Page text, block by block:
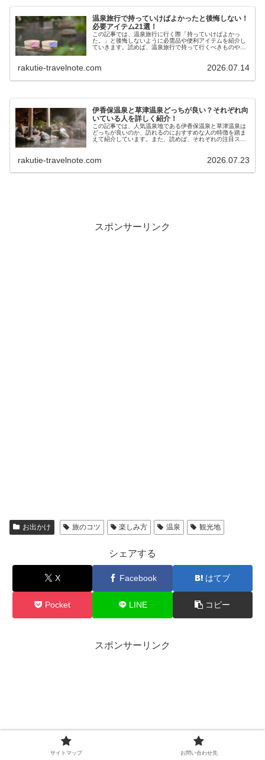
温泉旅行で持っていけばよかったと後悔しない！
必要アイテム21選！
この記事では、温泉旅行に行く際「持っていけばよかっ
た。」と後悔しないように必需品や便利アイテムを紹介し
ていきます。読めば、温泉旅行で持って行くべきものや旅
う。
rakutie-travelnote.com 2026.07.14
伊香保温泉と草津温泉どっちが良い？それぞれ向
いている人を詳しく紹介！
この記事では、人気温泉地である伊香保温泉と草津温泉は
どっちが良いのか、訪れるのにおすすめな人の特徴を踏ま
えて紹介しています。また、読めば、それぞれの注目スポ
れるでしょう。
rakutie-travelnote.com 2026.07.23
スポンサーリンク
お出かけ 旅のコツ 楽しみ方 温泉 観光地
シェアする
X Facebook はてブ
Pocket LINE コピー
スポンサーリンク
サイトマップ お問い合わせ先